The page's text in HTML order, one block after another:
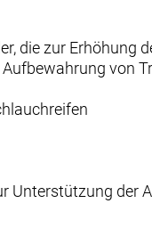
die zur Erhöhung
von
der